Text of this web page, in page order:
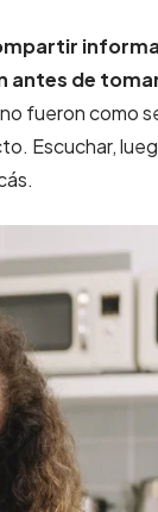
antes de
fueron como
Escuchar,